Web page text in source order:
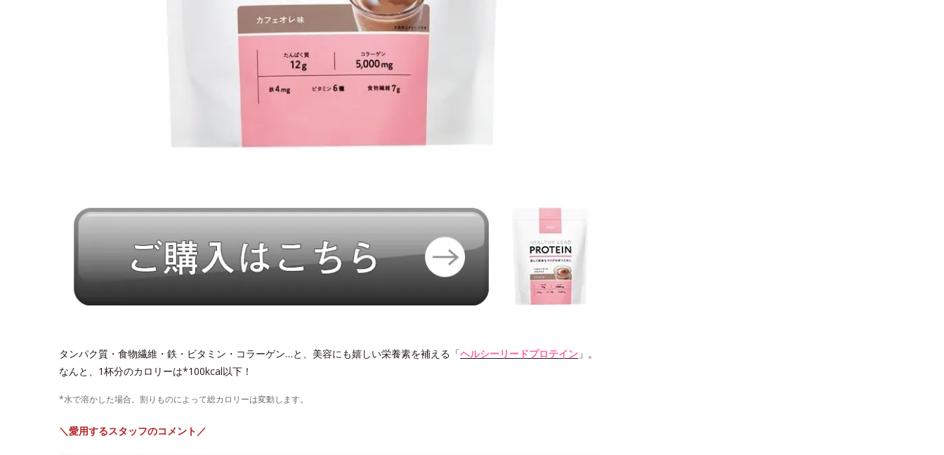
タンパク質・食物繊維・鉄・ビタミン・コラーゲン…と、美容にも嬉しい栄養素を補える「ヘルシーリードプロテイン 」。
なんと、1杯分のカロリーは*100kcal以下！
*水で溶かした場合。割りものによって総カロリーは変動します。
＼愛用するスタッフのコメント／